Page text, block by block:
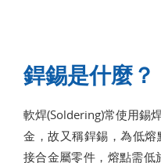
銲錫是什麼？
軟焊(Soldering)常使用錫
金，故又稱銲錫，為低
接合金屬零件，熔點需低